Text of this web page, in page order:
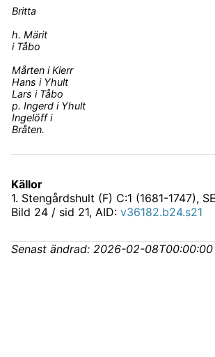
Britta
h. Märit
i Tåbo
Mårten i Kierr
Hans i Yhult
Lars i Tåbo
p. Ingerd i Yhult
Ingelöff i
Bråten.
Källor
1. Stengårdshult (F) C:1 (1681-1747),
Bild 24 / sid 21, AID: v36182.b24.s21
Senast ändrad: 2026-02-08T00:00:00